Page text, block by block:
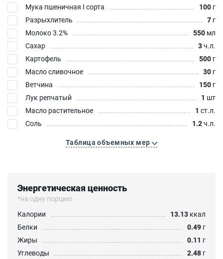
Мука пшеничная I сорта 100 г
Разрыхлитель
7 г
Молоко 3.2%
550 мл
Сахар
3ч.л.
Картофель
500 г
Масло сливочное
30 г
Ветчина
150 г
Лук репчатый
1 шт
Масло растительное
1 ст.л.
Соль
1.2ч.л.
Таблица объемных мер
Энергетическая ценность
*на одну порцию
Калории
13.13 ккал
Белки
0.49 г
Жиры
0.11 г
Углеводы
2.48 г